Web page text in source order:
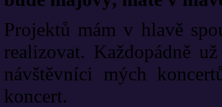
Projektů mám v hlavě
realizovat. Každopádně
návštěvníci mých
koncert.